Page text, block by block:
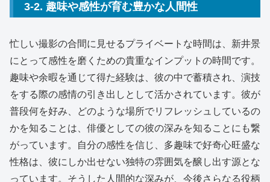
3-2. 趣味や感性が育む豊かな人間性
忙しい撮影の合間に見せるプライベートな時間は、新井景
にとって感性を磨くための貴重なインプットの時間です。
趣味や余暇を通じて得た経験は、彼の中で蓄積され、演技
をする際の感情の引き出しとして活かされています。彼が
普段何を好み、どのような場所でリフレッシュしているの
かを知ることは、俳優としての彼の深みを知ることにも繋
がっています。自分の感性を信じ、多趣味で好奇心旺盛な
性格は、彼にしか出せない独特の雰囲気を醸し出す源とな
っています。そうした人間的な深みが、今後さらなる役柄